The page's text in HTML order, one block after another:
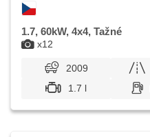
x12
1.7, 60kW, 4x4, Tažné
2009
1.7 l